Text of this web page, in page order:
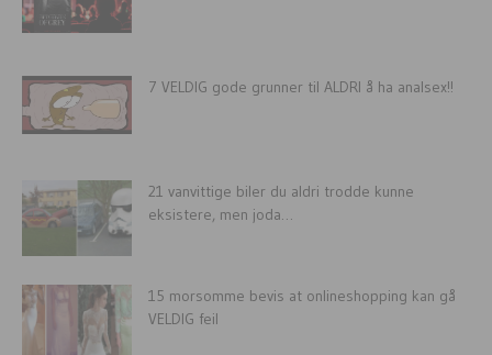
7 VELDIG gode grunner til ALDRI å ha analsex!!
21 vanvittige biler du aldri trodde kunne
eksistere, men joda…
15 morsomme bevis at onlineshopping kan gå
VELDIG feil